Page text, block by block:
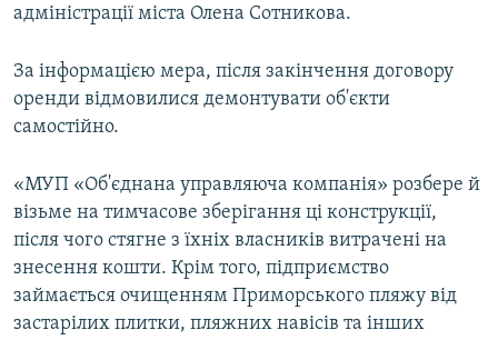
адміністрації міста Олена Сотникова.
За інформацією мера, після закінчення договору
оренди відмовилися демонтувати об'єкти
самостійно.
«МУП «Об'єднана управляюча компанія» розбере й
візьме на тимчасове зберігання ці конструкції,
після чого стягне з їхніх власників витрачені на
знесення кошти. Крім того, підприємство
займається очищенням Приморського пляжу від
застарілих плитки, пляжних навісів та інших